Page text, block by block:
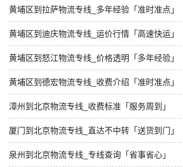
黄埔区到拉萨物流专线_多年经验「准时准点」
黄埔区到迪庆物流专线_运价行情「高速快运」
黄埔区到怒江物流专线_价格透明「多年经验」
黄埔区到德宏物流专线_收费介绍「准时准点」
漳州到北京物流专线_收费标准「服务周到」
厦门到北京物流专线_直达不中转「送货到门」
泉州到北京物流专线_专线查询「省事省心」